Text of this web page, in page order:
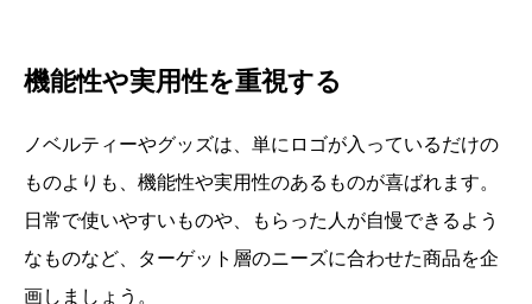
機能性や実用性を重視する
ノベルティーやグッズは、単にロゴが入っているだけの
ものよりも、機能性や実用性のあるものが喜ばれます。
日常で使いやすいものや、もらった人が自慢できるよう
なものなど、ターゲット層のニーズに合わせた商品を企
画しましょう。